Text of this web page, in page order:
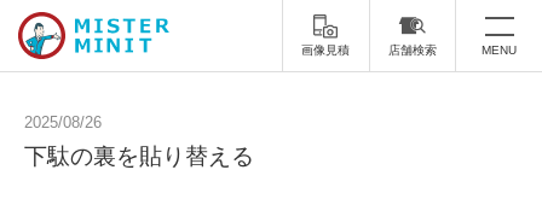
画像見積 店舗検索 MENU
ミスターミニットについて
2025/08/26
下駄の裏を貼り替える